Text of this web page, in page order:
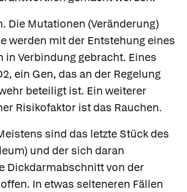
Die Mutationen (Veränderung)
werden mit der Entstehung eines
in Verbindung gebracht. Eines
ein Gen, das an der Regelung
beteiligt ist. Ein weiterer
Risikofaktor ist das Rauchen.
sind das letzte Stück des
und der sich daran
Dickdarmabschnitt von der
In etwas selteneren Fällen